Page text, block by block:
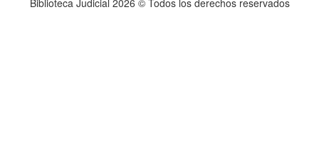
Biblioteca Judicial 2026 © Todos los derechos reservados